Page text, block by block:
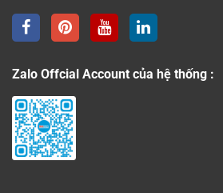
Zalo Offcial Account của hệ thống :